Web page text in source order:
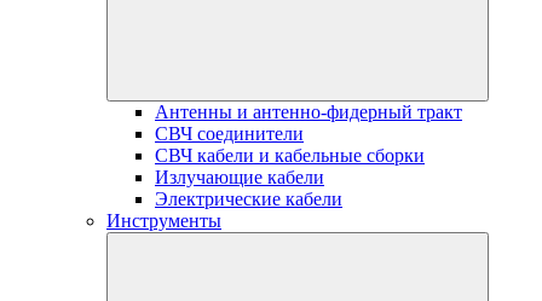
Антенны и антенно-фидерный тракт
СВЧ соединители
СВЧ кабели и кабельные сборки
Излучающие кабели
Электрические кабели
Инструменты